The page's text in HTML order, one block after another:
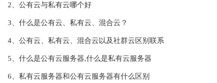
2、公有云与私有云哪个好
3、什么是公有云、私有云、混合云？
4、公有云、私有云、混合云以及社群云区别联系
5、什么是公有云服务器,什么是私有云服务器
6、私有云服务器和公有云服务器有什么区别